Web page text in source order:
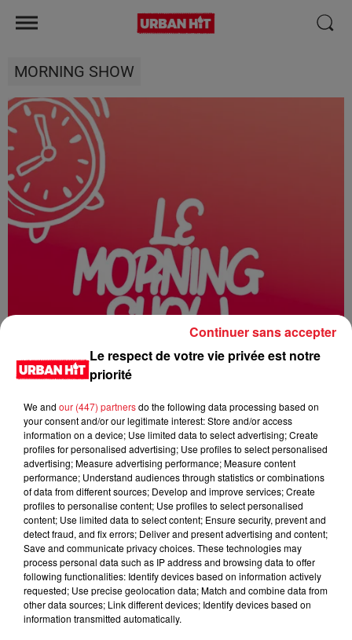
MORNING SHOW
0:00 3 min 54 sec
7 décembre 2023 - 3 min 54 sec
MORNING SHOW 08H04 du 07.12.2023
Le respect de votre vie privée est notre
priorité
We and our (447) partnersdo the following data processing based on
your consent and/or our legitimate interest: Store and/or access
information on a device; Use limited data to select advertising; Create
profiles for personalised advertising; Use profiles to select personalised
advertising; Measure advertising performance; Measure content
performance; Understand audiences through statistics or combinations
of data from different sources; Develop and improve services; Create
profiles to personalise content; Use profiles to select personalised
content; Use limited data to select content; Ensure security, prevent and
detect fraud, and fix errors; Deliver and present advertising and content;
Save and communicate privacy choices. These technologies may
process personal data such as IP address and browsing data to offer
following functionalities: Identify devices based on information actively
requested; Use precise geolocation data; Match and combine data from
other data sources; Link different devices; Identify devices based on
information transmitted automatically.
Continuer sans accepter